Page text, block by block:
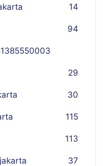
14
94
29
30
115
113
37